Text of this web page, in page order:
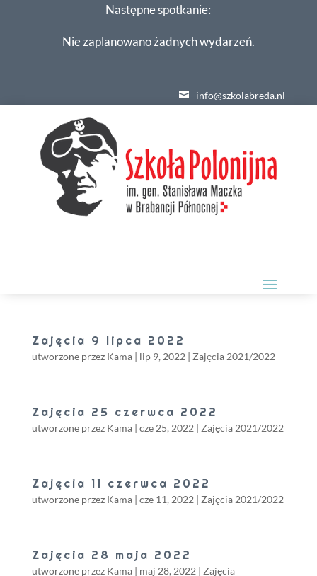
Następne spotkanie:
Nie zaplanowano żadnych wydarzeń.
info@szkolabreda.nl
Zajęcia 9 lipca 2022
utworzone przez Kama| lip 9, 2022 | Zajęcia 2021/2022
Zajęcia 25 czerwca 2022
utworzone przez Kama| cze 25, 2022 | Zajęcia 2021/2022
Zajęcia 11 czerwca 2022
utworzone przez Kama| cze 11, 2022 | Zajęcia 2021/2022
Zajęcia 28 maja 2022
utworzone przez Kama| maj 28, 2022 | Zajęcia